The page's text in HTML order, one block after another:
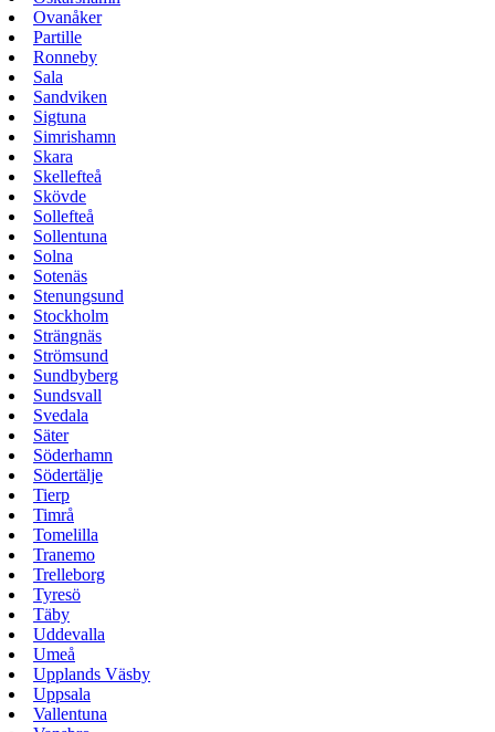
Ovanåker
Partille
Ronneby
Sala
Sandviken
Sigtuna
Simrishamn
Skara
Skellefteå
Skövde
Sollefteå
Sollentuna
Solna
Sotenäs
Stenungsund
Stockholm
Strängnäs
Strömsund
Sundbyberg
Sundsvall
Svedala
Säter
Söderhamn
Södertälje
Tierp
Timrå
Tomelilla
Tranemo
Trelleborg
Tyresö
Täby
Uddevalla
Umeå
Upplands Väsby
Uppsala
Vallentuna